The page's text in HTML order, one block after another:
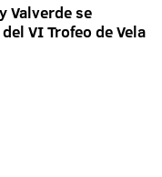
Valverde se
VI Trofeo de Vela